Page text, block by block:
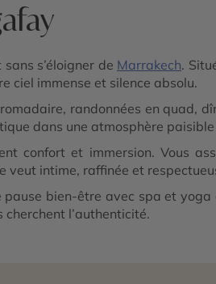
s’éloigner de Marrakech.
ciel immense et silence absolu.
randonnées en quad,
dans une atmosphère
confort et immersion. Vous
intime, raffinée et
bien-être avec spa et yoga
l’authenticité.